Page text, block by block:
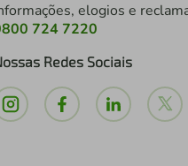
elogios e
724 7220
Redes Sociais